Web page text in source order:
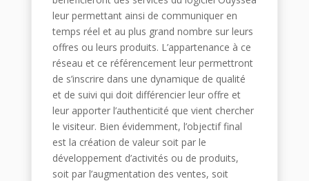
leur permettant ainsi de communiquer en
temps réel et au plus grand nombre sur leurs
offres ou leurs produits. L’appartenance à ce
réseau et ce référencement leur permettront
de s’inscrire dans une dynamique de qualité
et de suivi qui doit différencier leur offre et
leur apporter l’authenticité que vient chercher
le visiteur. Bien évidemment, l’objectif final
est la création de valeur soit par le
développement d’activités ou de produits,
soit par l’augmentation des ventes, soit